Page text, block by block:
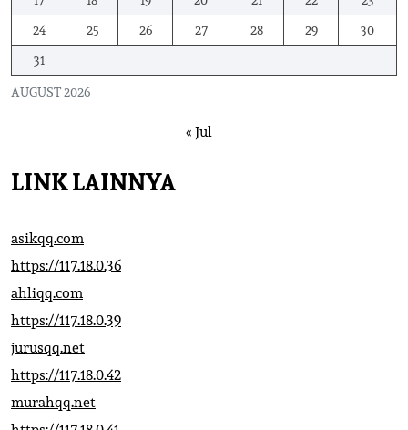
AUGUST 2026
24
25 26 27 28 29
30
31
« Jul
LINK LAINNYA
asikqq.com
https://117.18.0.36
ahliqq.com
https://117.18.0.39
jurusqq.net
https://117.18.0.42
murahqq.net